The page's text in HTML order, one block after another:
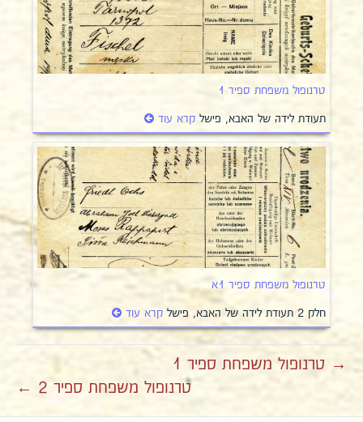
טרנופול משפחת ספיר 1
תעודת לידה של האבא, פישל קרא עוד
טרנופול משפחת ספיר 1א
חלק 2 תעודת לידה של האבא, פישל קרא עוד
→ טרנופול משפחת ספיר 1
טרנופול משפחת ספיר 2 ←